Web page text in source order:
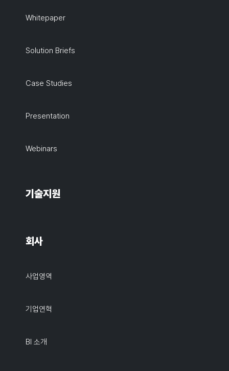
Whitepaper
Solution Briefs
Case Studies
Presentation
Webinars
기술지원
회사
사업영역
기업연혁
BI 소개